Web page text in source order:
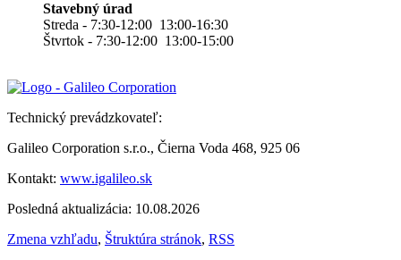
Stavebný úrad
Streda - 7:30-12:00 13:00-16:30
Štvrtok - 7:30-12:00 13:00-15:00
Technický prevádzkovateľ:
Galileo Corporation s.r.o., Čierna Voda 468, 925 06
Kontakt: www.igalileo.sk
Posledná aktualizácia: 10.08.2026
Zmena vzhľadu, Štruktúra stránok, RSS